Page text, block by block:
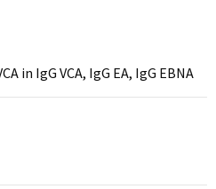
in IgG VCA, IgG EA, IgG EBNA